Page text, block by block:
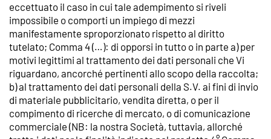
eccettuato il caso in cui tale adempimento si riveli
impossibile o comporti un impiego di mezzi
manifestamente sproporzionato rispetto al diritto
tutelato; Comma 4 (…): di opporsi in tutto o in parte a) per
motivi legittimi al trattamento dei dati personali che Vi
riguardano, ancorché pertinenti allo scopo della raccolta;
b) al trattamento dei dati personali della S.V. ai fini di invio
di materiale pubblicitario, vendita diretta, o per il
compimento di ricerche di mercato, o di comunicazione
commerciale (NB: la nostra Società, tuttavia, allorché